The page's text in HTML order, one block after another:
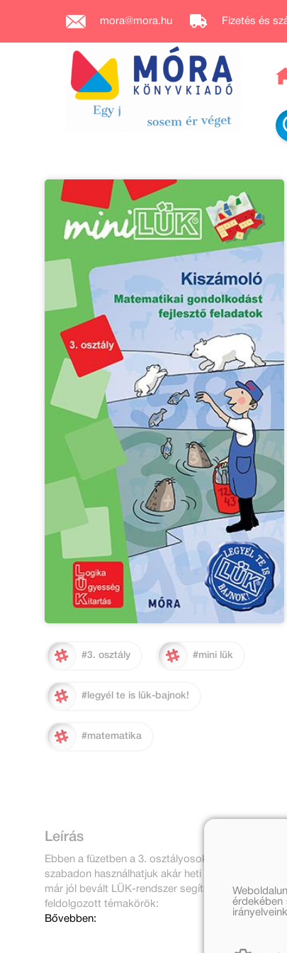
mora@mora.hu Fizetés és
#3. osztály #mini lük
#legyél te is lük-bajnok!
#matematika
Leírás
Ebben a füzetben a 3. osztályosok matematika
szabadon használhatjuk akár heti
már jól bevált LÜK-rendszer segítségével pedig a
feldolgozott témakörök:
Bővebben:
érdekében